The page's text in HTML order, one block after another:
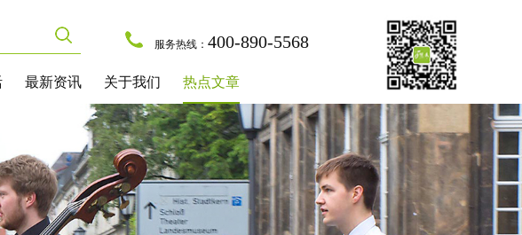
服务热线： 400-890-5568
最新资讯 关于我们 热点文章